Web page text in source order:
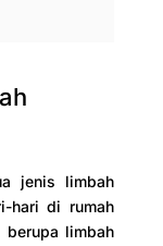
jenis limbah
hari di rumah
berupa limbah